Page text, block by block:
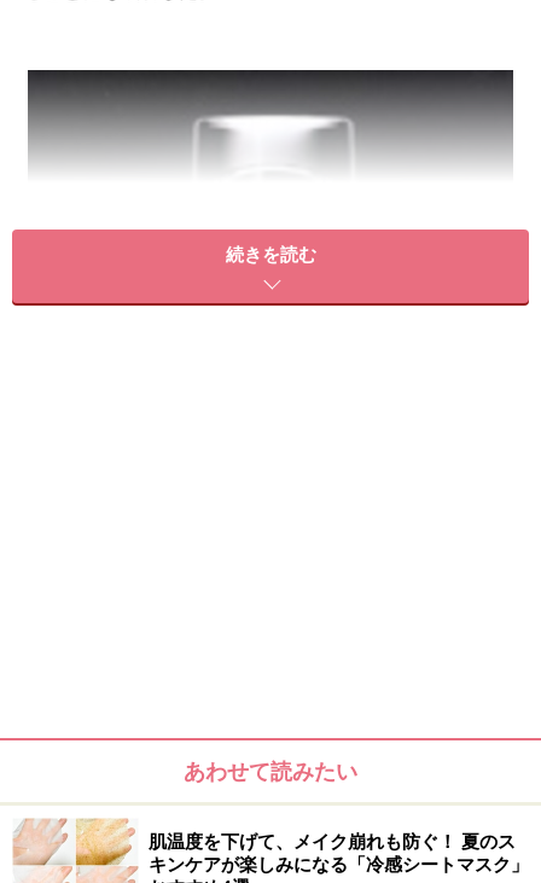
ブランドスタート時から変わらない欲しい色がすぐわかる
続きを読む
あわせて読みたい
肌温度を下げて、メイク崩れも防ぐ！ 夏のス
キンケアが楽しみになる「冷感シートマスク」